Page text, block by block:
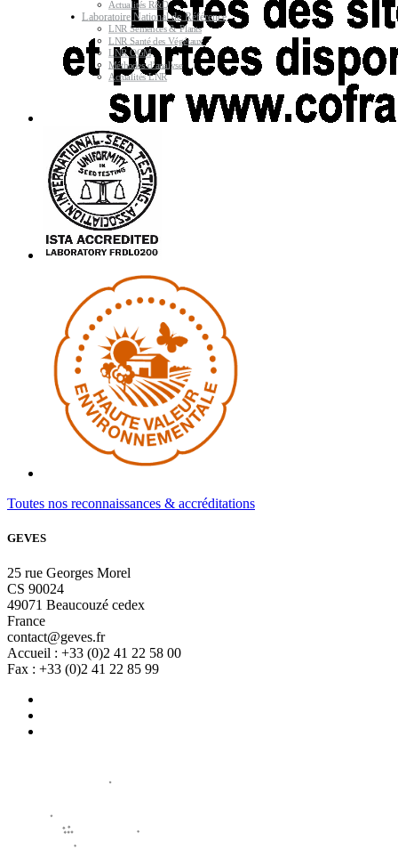
Toutes nos reconnaissances & accréditations
GEVES
25 rue Georges Morel
CS 90024
49071 Beaucouzé cedex
France
contact@geves.fr
Accueil : +33 (0)2 41 22 58 00
Fax : +33 (0)2 41 22 85 99
Actualités R&D
Laboratoire National de Référence
LNR Semences & Plants
LNR Santé des Végétaux
LNR OGM
Méthodes d’analyse
Actualités LNR